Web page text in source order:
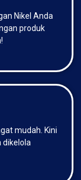
Nikel Anda
produk
mudah. Kini
dikelola